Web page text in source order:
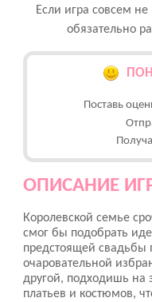
Если игра совсем
обязательно
Поставь
ОПИСАНИЕ
Королевской семье
смог бы подобрать
предстоящей свадьбы
очаровательной
другой, подходишь на
платьев и костюмов,